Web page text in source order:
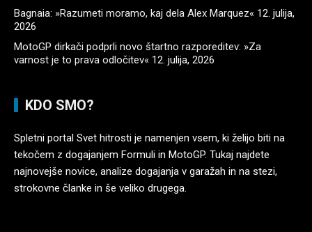
Bagnaia: »Razumeti moramo, kaj dela Alex Marquez« 12. julija,
2026
MotoGP dirkači podprli novo štartno razporeditev: »Za
varnost je to prava odločitev« 12. julija, 2026
KDO SMO?
Spletni portal Svet hitrosti je namenjen vsem, ki želijo biti na
tekočem z dogajanjem Formuli in MotoGP. Tukaj najdete
najnovejše novice, analize dogajanja v garažah in na stezi,
strokovne članke in še veliko drugega.